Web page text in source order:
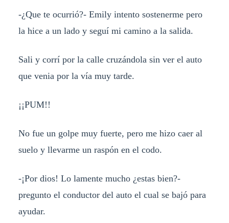
-¿Que te ocurrió?- Emily intento sostenerme pero
la hice a un lado y seguí mi camino a la salida.
Sali y corrí por la calle cruzándola sin ver el auto
que venia por la vía muy tarde.
¡¡PUM!!
No fue un golpe muy fuerte, pero me hizo caer al
suelo y llevarme un raspón en el codo.
-¡Por dios! Lo lamente mucho ¿estas bien?-
pregunto el conductor del auto el cual se bajó para
ayudar.